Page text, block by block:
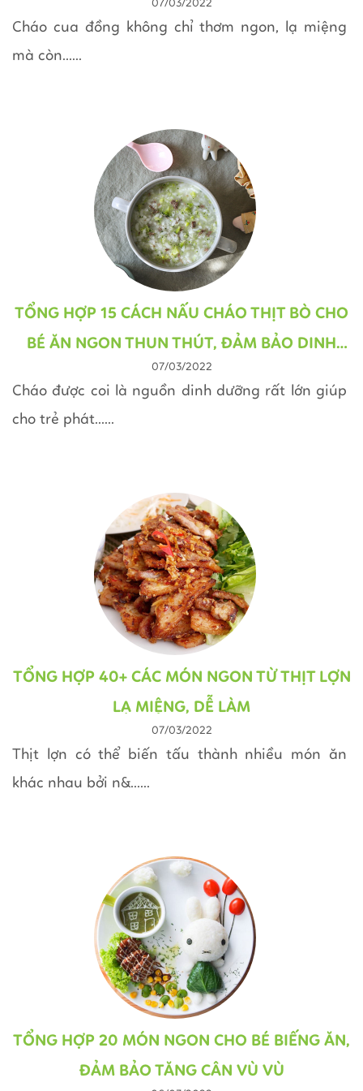
LÀM NHẤT
07/03/2022
Cháo cua đồng không chỉ thơm ngon, lạ miệng
mà còn......
TỔNG HỢP 15 CÁCH NẤU CHÁO THỊT BÒ CHO
BÉ ĂN NGON THUN THÚT, ĐẢM BẢO DINH
DƯỠNG CAO
07/03/2022
Cháo được coi là nguồn dinh dưỡng rất lớn giúp
cho trẻ phát......
TỔNG HỢP 40+ CÁC MÓN NGON TỪ THỊT LỢN
LẠ MIỆNG, DỄ LÀM
07/03/2022
Thịt lợn có thể biến tấu thành nhiều món ăn
khác nhau bởi n&......
TỔNG HỢP 20 MÓN NGON CHO BÉ BIẾNG ĂN,
ĐẢM BẢO TĂNG CÂN VÙ VÙ